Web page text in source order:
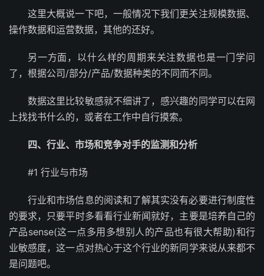
这里大概说一下吧，一般情况下我们更关注规模数据、
操作数据和运营数据，其他的还好。
另一方面，以什么样的周期来关注数据也是一门学问
了，根据公司/部分/产品/数据种类的不同而不同。
数据这里比较敏感就不细讲了，感兴趣的同学可以在网
上找找书什么的，或者在工作中自行摸索。
四、行业、市场和竞争对手的监测和分析
#1 行业与市场
行业和市场信息的阅读和了解其实没有必要进行制度性
的要求，只要平时多看看行业新闻就好，主要是培养自己的
产品sense(这一点多用多想别人的产品也有很大帮助)和行
业敏感度，这一点对热心于这个行业的新同学来说从来都不
是问题吧。